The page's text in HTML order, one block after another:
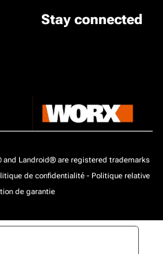
Stay connected
and Landroid® are registered trademarks
de confidentialité - Politique relative
de garantie
de confidentialité